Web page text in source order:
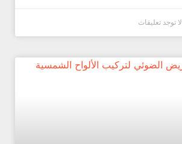
لا توجد تعليقات